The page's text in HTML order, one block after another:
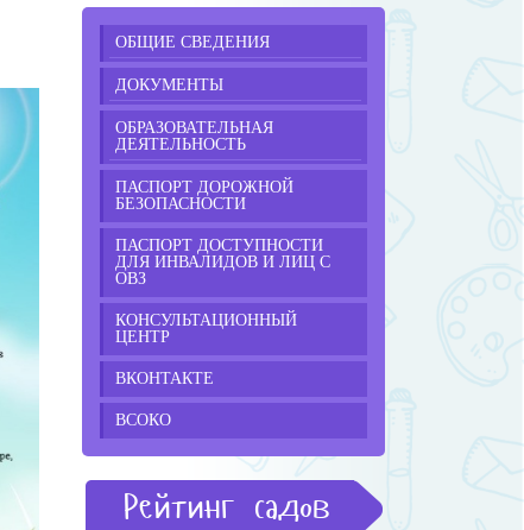
ОБЩИЕ СВЕДЕНИЯ
ДОКУМЕНТЫ
ОБРАЗОВАТЕЛЬНАЯ
ДЕЯТЕЛЬНОСТЬ
ПАСПОРТ ДОРОЖНОЙ
БЕЗОПАСНОСТИ
ПАСПОРТ ДОСТУПНОСТИ
ДЛЯ ИНВАЛИДОВ И ЛИЦ С
ОВЗ
КОНСУЛЬТАЦИОННЫЙ
ЦЕНТР
ВКОНТАКТЕ
ВСОКО
Рейтинг садов